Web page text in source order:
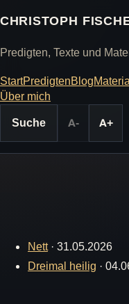
CHRISTOPH
Predigten, Texte und
StartPredigtenBlog
Über mich
Suche
A- A+
Nett· 31.05.2026
Dreimal heilig ·